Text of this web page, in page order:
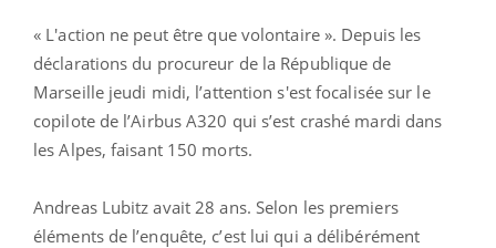
« L'action ne peut être que volontaire ». Depuis les
déclarations du procureur de la République de
Marseille jeudi midi, l’attention s'est focalisée sur le
copilote de l’Airbus A320 qui s’est crashé mardi dans
les Alpes, faisant 150 morts.
Andreas Lubitz avait 28 ans. Selon les premiers
éléments de l’enquête, c’est lui qui a délibérément